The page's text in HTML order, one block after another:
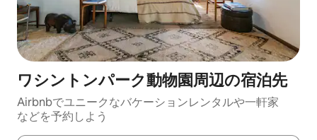
ワシントンパーク動物園⁠周⁠辺⁠の宿⁠泊⁠先
Airbnbでユニークなバ⁠ケ⁠ー⁠シ⁠ョ⁠ンレ⁠ン⁠タ⁠ルや一⁠軒⁠家
な⁠ど⁠を予⁠約⁠し⁠よ⁠う